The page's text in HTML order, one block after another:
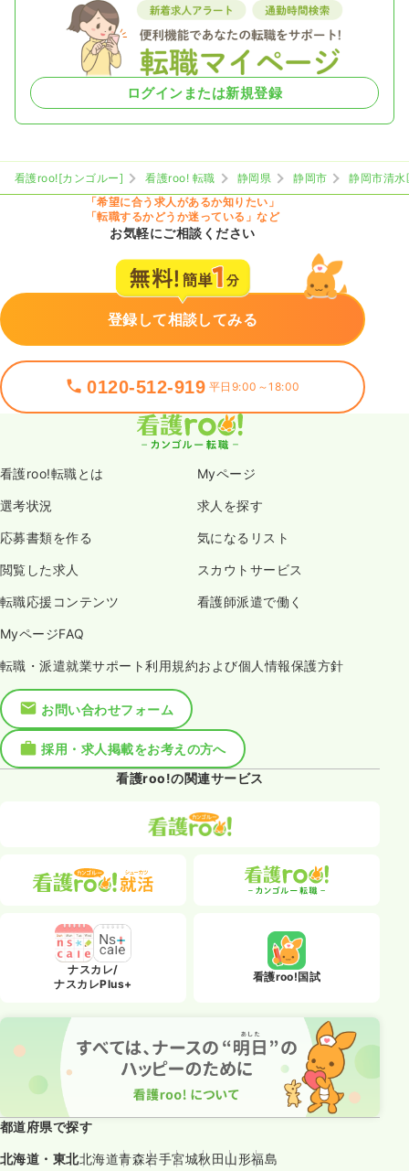
ログインまたは新規登録
看護roo![カンゴルー] 看護roo! 転職 静岡県 静岡市
静岡市清水
「希望に合う求人があるか知りたい」
「転職するかどうか迷っている」など
お気軽にご相談ください
登録して相談してみる
0120-512-919 平日9:00～18:00
看護roo!転職とは Myページ
選考状況 求人を探す
応募書類を作る 気になるリスト
閲覧した求人 スカウトサービス
転職応援コンテンツ 看護師派遣で働く
MyページFAQ
転職・派遣就業サポート利用規約および個人情報保護方針
お問い合わせフォーム
採用・求人掲載をお考えの方へ
看護roo!の関連サービス
ナスカレ/
ナスカレPlus+
看護roo!国試
都道府県で探す
北海道・東北北海道青森岩手宮城秋田山形福島